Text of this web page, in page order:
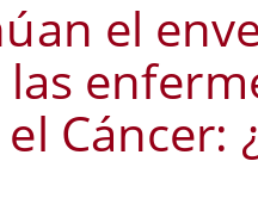
el
Cáncer: